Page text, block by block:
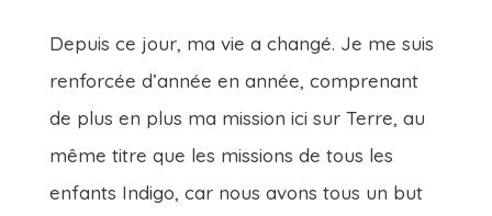
Depuis ce jour, ma vie a changé. Je me suis
renforcée d’année en année, comprenant
de plus en plus ma mission ici sur Terre, au
même titre que les missions de tous les
enfants Indigo, car nous avons tous un but